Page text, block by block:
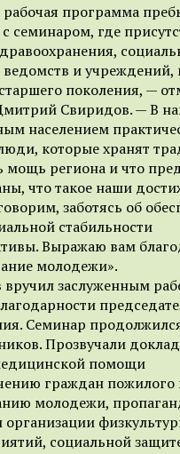
программа
семинаром, где
и учреждений,
поколения, —
Свиридов. — В
населением
которые хранят
мощь региона и что
что такое наши
заботясь об
стабильности
Выражаю вам
молодежи».
заслуженным
Семинар
Прозвучали
помощи
граждан пожилого
молодежи,
социальной